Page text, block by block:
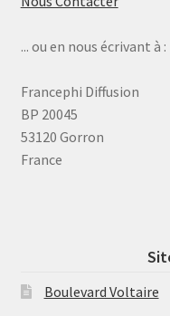
... ou en nous écrivant à :
Francephi Diffusion
BP 20045
53120 Gorron
France
Boulevard Voltaire